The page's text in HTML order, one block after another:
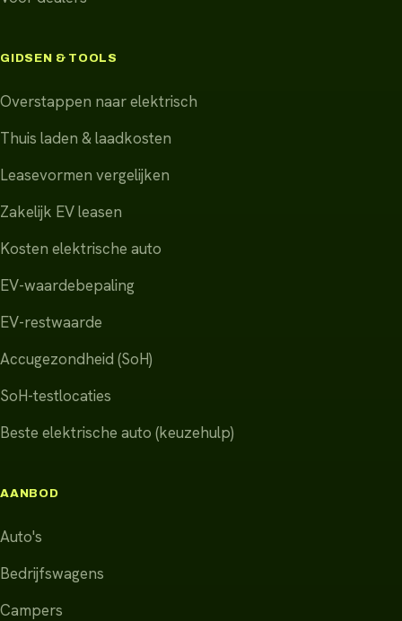
GIDSEN & TOOLS
Overstappen naar elektrisch
Thuis laden & laadkosten
Leasevormen vergelijken
Zakelijk EV leasen
Kosten elektrische auto
EV-waardebepaling
EV-restwaarde
Accugezondheid (SoH)
SoH-testlocaties
Beste elektrische auto (keuzehulp)
AANBOD
Auto's
Bedrijfswagens
Campers